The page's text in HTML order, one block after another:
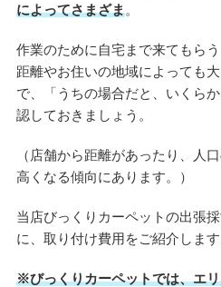
によってさまざま。
作業のために自宅まで来てもら
距離やお住いの地域によっても
で、「うちの場合だと、いくら
認しておきましょう。
（店舗から距離があったり、人
高くなる傾向にあります。）
当店びっくりカーペットの出張
に、取り付け費用をご紹介します
※びっくりカーペットでは、エ